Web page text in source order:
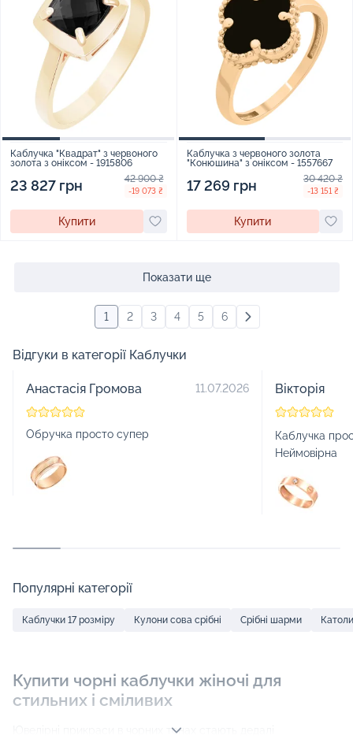
Каблучка "Квадрат" з червоного
золота з оніксом - 1915806
23 827 грн 42 900 ₴
-19 073 ₴
Купити
Каблучка з червоного золота
"Конюшина" з оніксом - 1557667
17 269 грн 30 420 ₴
-13 151 ₴
Купити
Показати ще
1 2 3 4 5 6
Відгуки в категорії Каблучки
Анастасія Громова 11.07.2026
Обручка просто супер
Вікторія
Каблучка
Неймовірна
Популярні категорії
Каблучки 17 розміру Кулони сова срібні Срібні шарми
Купити чорні каблучки жіночі для
стильних і сміливих
Ювелірні прикраси в чорних тонах стають дедалі